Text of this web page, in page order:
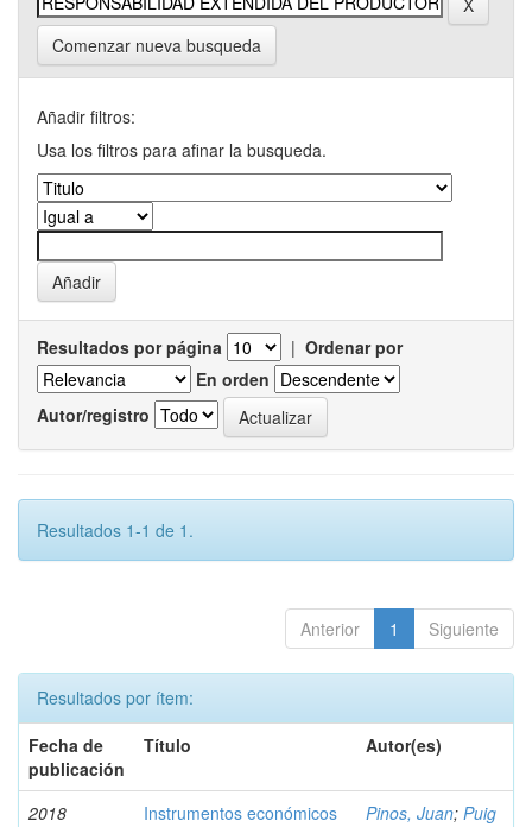
Comenzar nueva busqueda
Añadir filtros:
Usa los filtros para afinar la busqueda.
Resultados por página | Ordenar por
En orden
Autor/registro
Resultados 1-1 de 1.
Anterior 1 Siguiente
Resultados por ítem:
Fecha de
publicación
Título Autor(es)
2018
Instrumentos económicos
Pinos, Juan; Puig